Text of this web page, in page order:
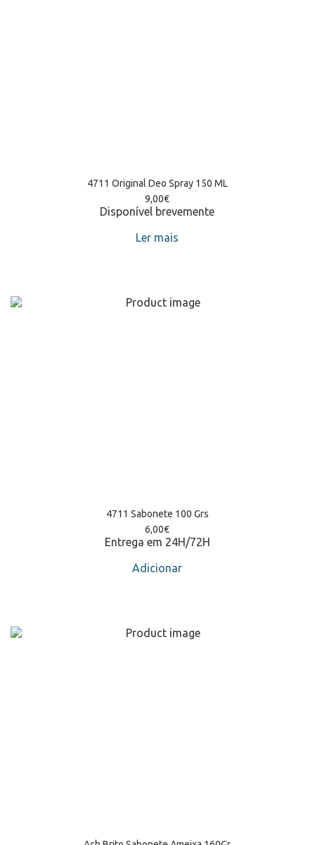
4711 Original Deo Spray 150 ML
9,00€
Disponível brevemente
Ler mais
4711 Sabonete 100 Grs
6,00€
Entrega em 24H/72H
Adicionar